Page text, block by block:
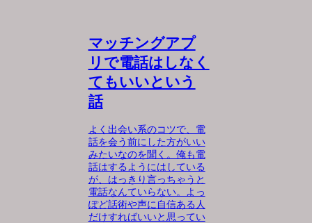
マッチングアプ
リで電話はしなく
てもいいという
話
よく出会い系のコツで、電
話を会う前にした方がいい
みたいなのを聞く。俺も電
話はするようにはしている
が、はっきり言っちゃうと
電話なんていらない。よっ
ぽど話術や声に自信ある人
だけすればいいと思ってい